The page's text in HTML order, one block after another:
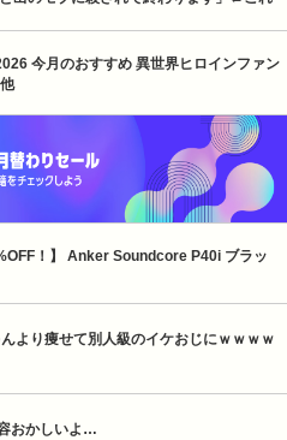
今月のおすすめ 異世界ヒロインファン
！】 Anker Soundcore P40i ブラッ
より痩せて別人級のイケおじにｗｗｗｗ
おかしいよ…